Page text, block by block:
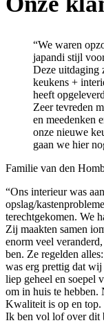
“We waren
japandi stijl
Deze uitdaging
keukens +
heeft
Zeer tevreden
en meedenken
onze nieuwe
gaan we hier
Familie van den
“Ons interieur was
opslag/
terechtgekomen. We
Zij maakten samen
enorm veel
ben. Ze regelden
was erg prettig dat
liep geheel en soepel
om in huis te hebben.
Kwaliteit is op en top.
Ik ben vol lof over dit